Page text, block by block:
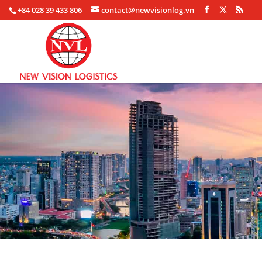
+84 028 39 433 806 contact@newvisionlog.vn